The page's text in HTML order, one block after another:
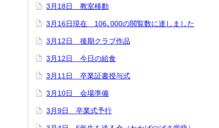
3月18日 教室移動
3月16日現在 106､000の閲覧数に達しました
3月12日 後期クラブ作品
3月12日 今日の給食
3月11日 卒業証書授与式
3月10日 会場準備
3月9日 卒業式予行